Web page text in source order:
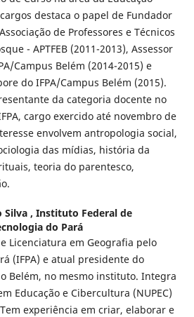
destaca o papel de Fundador
de Professores e Técnicos
- APTFEB (2011-2013), Assessor
Campus Belém (2014-2015) e
do IFPA/Campus Belém (2015).
da categoria docente no
cargo exercido até novembro de
envolvem antropologia social,
das mídias, história da
teoria do parentesco,
Silva , Instituto Federal de
do Pará
Licenciatura em Geografia pelo
(IFPA) e atual presidente do
Belém, no mesmo instituto. Integra
Educação e Cibercultura (NUPEC)
experiência em criar, elaborar e